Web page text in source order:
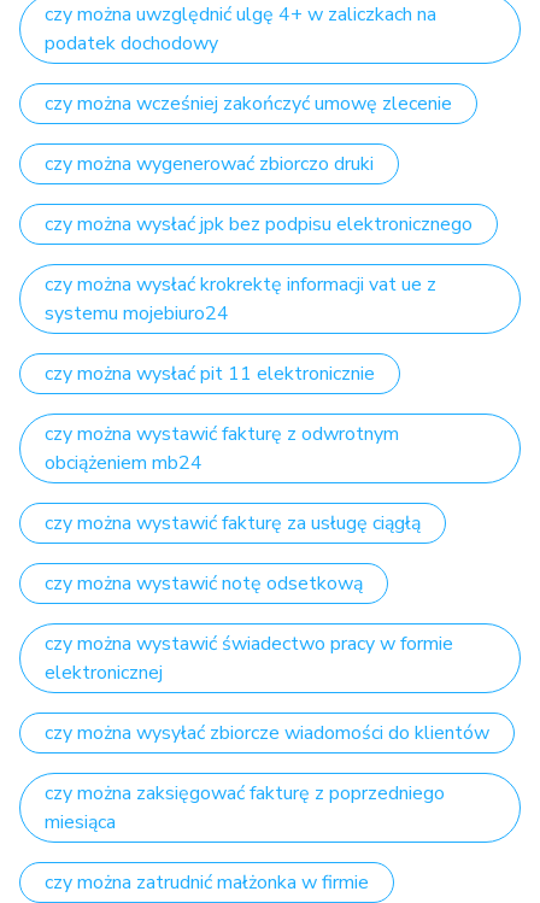
czy można uwzględnić ulgę 4+ w zaliczkach na
podatek dochodowy
czy można wcześniej zakończyć umowę zlecenie
czy można wygenerować zbiorczo druki
czy można wysłać jpk bez podpisu elektronicznego
czy można wysłać krokrektę informacji vat ue z
systemu mojebiuro24
czy można wysłać pit 11 elektronicznie
czy można wystawić fakturę z odwrotnym
obciążeniem mb24
czy można wystawić fakturę za usługę ciągłą
czy można wystawić notę odsetkową
czy można wystawić świadectwo pracy w formie
elektronicznej
czy można wysyłać zbiorcze wiadomości do klientów
czy można zaksięgować fakturę z poprzedniego
miesiąca
czy można zatrudnić małżonka w firmie